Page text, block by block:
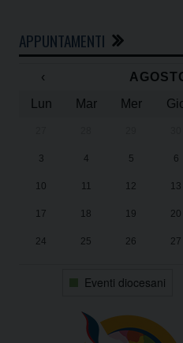
APPUNTAMENTI
‹
Lun
Mar Mer
3 4 5 6
10 11 12 13
17 18 19 20
24 25 26 27
Eventi diocesani